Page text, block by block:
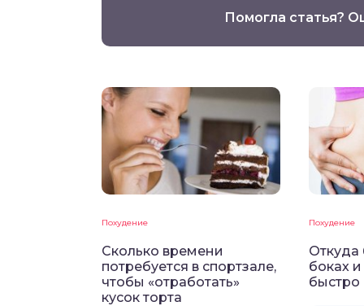
Помогла статья?
Похудение
Сколько времени
потребуется в спортзале,
чтобы «отработать»
кусок торта
Похудение
Откуда
боках и
быстро